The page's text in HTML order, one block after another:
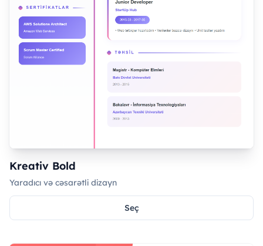
Kreativ Bold
Yaradıcı və cəsarətli dizayn
Seç